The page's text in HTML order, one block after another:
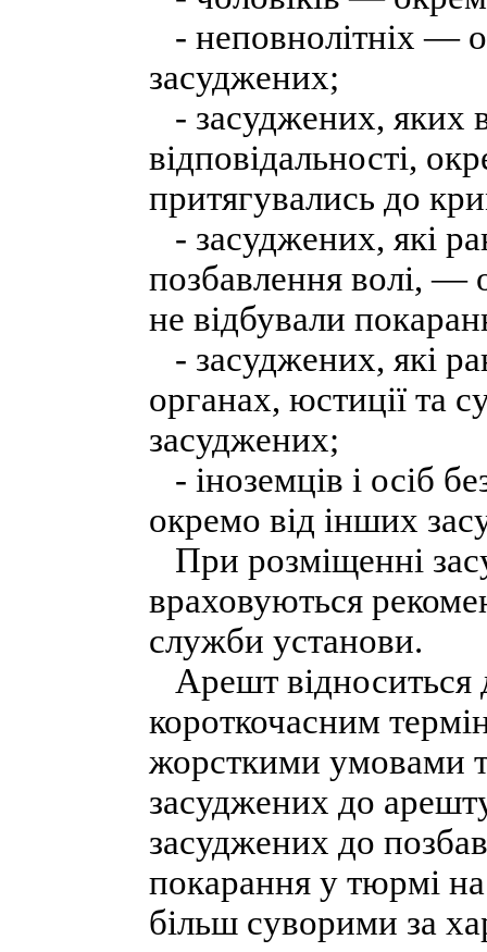
- неповнолітніх —
засуджених;
- засуджених, яких
відповідальності,
притягувались до
- засуджених, які
позбавлення волі, —
не відбували
- засуджених, які
органах, юстиції та
засуджених;
- іноземців і осіб
окремо від інших
При розміщенні
враховуються
служби установи.
Арешт відноситься
короткочасним
жорсткими умовами
засуджених до
засуджених до
покарання у тюрмі
більш суворими за